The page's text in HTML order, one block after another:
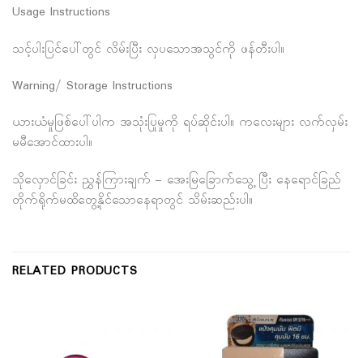
Usage Instructions
သင့်ပါးပြင်ပေါ်တွင် လိမ်းပြီး လှပသောအသွင်ကို ဖန်တီးပါ။
Warning/ Storage Instructions
ယားယံမှုဖြစ်ပေါ်ပါက အသုံးပြုမှုကို ရပ်ဆိုင်းပါ။ ကလေးများ လက်လှမ်း
မမီအောင်ထားပါ။
သိုလှောင်ခြင်း ညွှန်ကြားချက် – အေးမြခြောက်သွေ့ ပြီး နေရောင်ခြည်
တိုက်ရိုက်မထိတွေ့နိုင်သောနေရာတွင် သိမ်းဆည်းပါ။
RELATED PRODUCTS